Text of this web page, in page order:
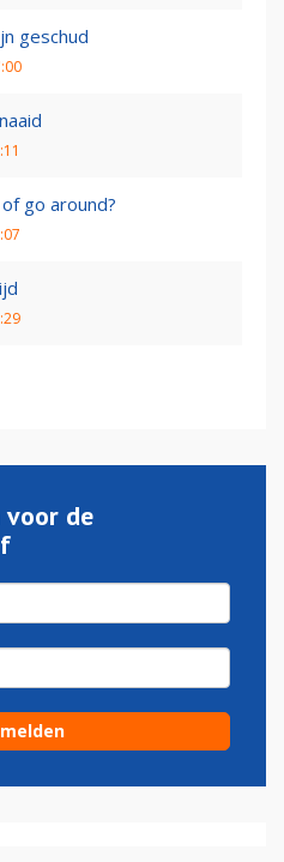
geschud
go around?
voor de